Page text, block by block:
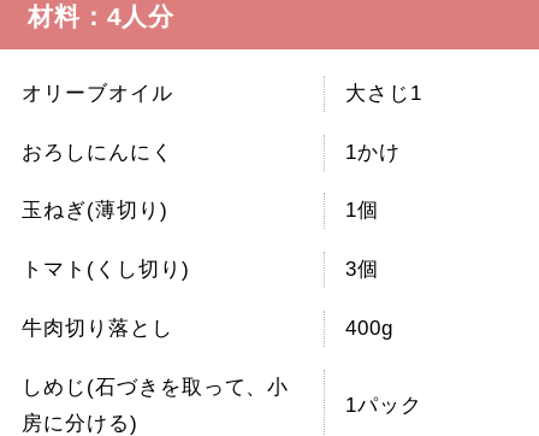
材料：4人分
オリーブオイル 大さじ1
おろしにんにく 1かけ
玉ねぎ(薄切り) 1個
トマト(くし切り) 3個
牛肉切り落とし 400g
しめじ(石づきを取って、小
房に分ける)
1パック